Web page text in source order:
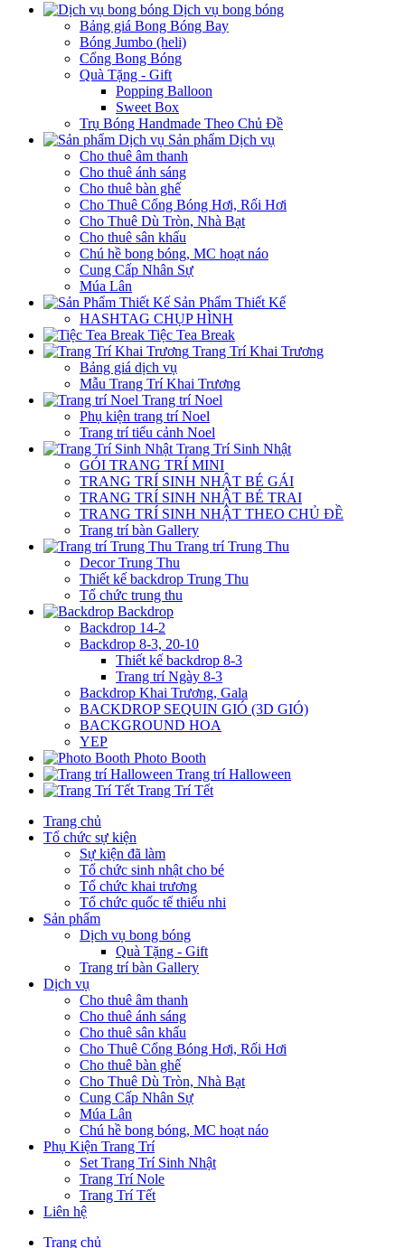
Dịch vụ bong bóng
Bảng giá Bong Bóng Bay
Bóng Jumbo (heli)
Cổng Bong Bóng
Quà Tặng - Gift
Popping Balloon
Sweet Box
Trụ Bóng Handmade Theo Chủ Đề
Sản phẩm Dịch vụ
Cho thuê âm thanh
Cho thuê ánh sáng
Cho thuê bàn ghế
Cho Thuê Cổng Bóng Hơi, Rối Hơi
Cho Thuê Dù Tròn, Nhà Bạt
Cho thuê sân khấu
Chú hề bong bóng, MC hoạt náo
Cung Cấp Nhân Sự
Múa Lân
Sản Phẩm Thiết Kế
HASHTAG CHỤP HÌNH
Tiệc Tea Break
Trang Trí Khai Trương
Bảng giá dịch vụ
Mẫu Trang Trí Khai Trương
Trang trí Noel
Phụ kiện trang trí Noel
Trang trí tiểu cảnh Noel
Trang Trí Sinh Nhật
GÓI TRANG TRÍ MINI
TRANG TRÍ SINH NHẬT BÉ GÁI
TRANG TRÍ SINH NHẬT BÉ TRAI
TRANG TRÍ SINH NHẬT THEO CHỦ ĐỀ
Trang trí bàn Gallery
Trang trí Trung Thu
Decor Trung Thu
Thiết kế backdrop Trung Thu
Tổ chức trung thu
Backdrop
Backdrop 14-2
Backdrop 8-3, 20-10
Thiết kế backdrop 8-3
Trang trí Ngày 8-3
Backdrop Khai Trương, Gala
BACKDROP SEQUIN GIÓ (3D GIÓ)
BACKGROUND HOA
YEP
Photo Booth
Trang trí Halloween
Trang Trí Tết
Trang chủ
Tổ chức sự kiện
Sự kiện đã làm
Tổ chức sinh nhật cho bé
Tổ chức khai trương
Tổ chức quốc tế thiếu nhi
Sản phẩm
Dịch vụ bong bóng
Quà Tặng - Gift
Trang trí bàn Gallery
Dịch vụ
Cho thuê âm thanh
Cho thuê ánh sáng
Cho thuê sân khấu
Cho Thuê Cổng Bóng Hơi, Rối Hơi
Cho thuê bàn ghế
Cho Thuê Dù Tròn, Nhà Bạt
Cung Cấp Nhân Sự
Múa Lân
Chú hề bong bóng, MC hoạt náo
Phụ Kiện Trang Trí
Set Trang Trí Sinh Nhật
Trang Trí Nole
Trang Trí Tết
Liên hệ
Trang chủ